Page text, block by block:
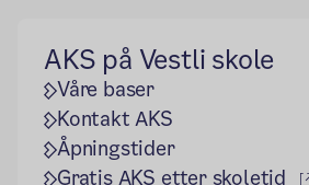
AKS på Vestli skole
Våre baser
Kontakt AKS
Åpningstider
Gratis AKS etter skoletid